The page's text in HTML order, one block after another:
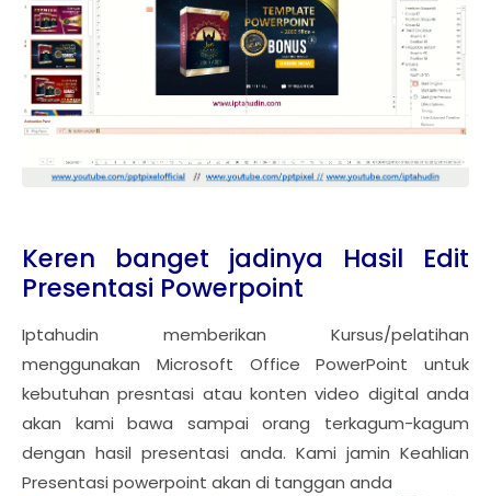
Keren banget jadinya Hasil Edit
Presentasi Powerpoint
Iptahudin memberikan Kursus/pelatihan
menggunakan Microsoft Office PowerPoint untuk
kebutuhan presntasi atau konten video digital anda
akan kami bawa sampai orang terkagum-kagum
dengan hasil presentasi anda. Kami jamin Keahlian
Presentasi powerpoint akan di tanggan anda